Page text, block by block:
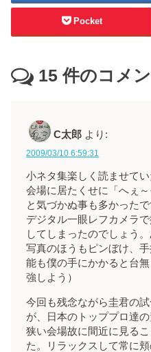
Pocket
15 件のコメ
C太郎 より:
2009/03/10 6:59:31
小ネタ集楽しく読ませてい
会場に居たくせに「へぇ
と気づかぬ事も多かった
デジタル一眼レフカメラ
してしまったのでしょう
写真のほうもピンぼけ、
能も僕の手にかかると台
強しよう）
今回も残念ながら圭君の
が、日本のトッププロ達
狭い会場故に間近に見る
た。リラックスして常に